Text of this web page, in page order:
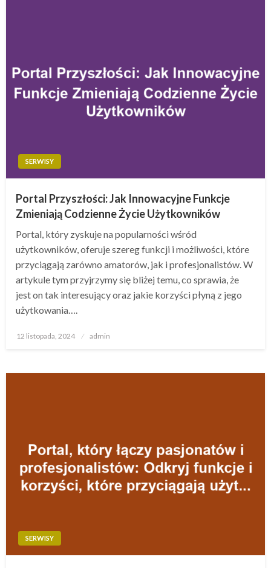
SERWISY
Portal Przyszłości: Jak Innowacyjne Funkcje
Zmieniają Codzienne Życie Użytkowników
Portal, który zyskuje na popularności wśród
użytkowników, oferuje szereg funkcji i możliwości, które
przyciągają zarówno amatorów, jak i profesjonalistów. W
artykule tym przyjrzymy się bliżej temu, co sprawia, że
jest on tak interesujący oraz jakie korzyści płyną z jego
użytkowania….
Opublikowane
12 listopada, 2024 admin
SERWISY